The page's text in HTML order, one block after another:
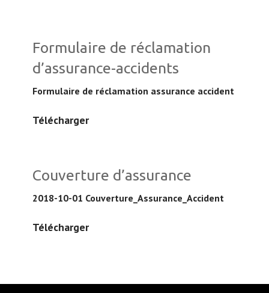
Formulaire de réclamation
d’assurance-accidents
Formulaire de réclamation assurance accident
Télécharger
Couverture d’assurance
2018-10-01 Couverture_Assurance_Accident
Télécharger